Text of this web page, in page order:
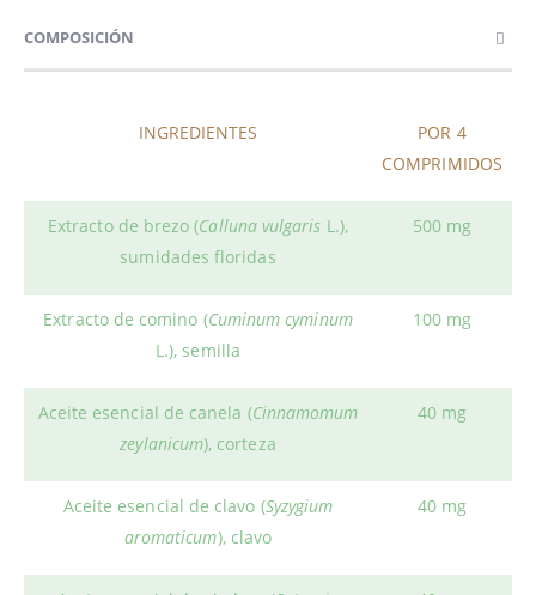
COMPOSICIÓN
INGREDIENTES
POR 4
COMPRIMIDOS
Extracto de brezo (Calluna vulgaris L.),
sumidades floridas
500 mg
Extracto de comino (Cuminum cyminum
L.), semilla
100 mg
Aceite esencial de canela (Cinnamomum
zeylanicum), corteza
40 mg
Aceite esencial de clavo (Syzygium
aromaticum), clavo
40 mg